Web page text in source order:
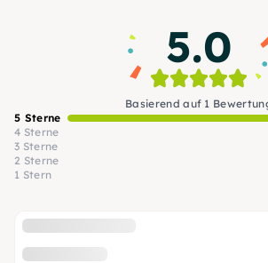
5.0
Basierend auf 1
5 Sterne
4 Sterne
3 Sterne
2 Sterne
1 Stern